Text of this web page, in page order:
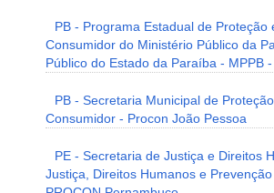
PB - Programa Estadual de Proteção
Consumidor do Ministério Público da
Público do Estado da Paraíba - MPPB
PB - Secretaria Municipal de
Consumidor - Procon João Pessoa
PE - Secretaria de Justiça e Direitos
Justiça, Direitos Humanos e